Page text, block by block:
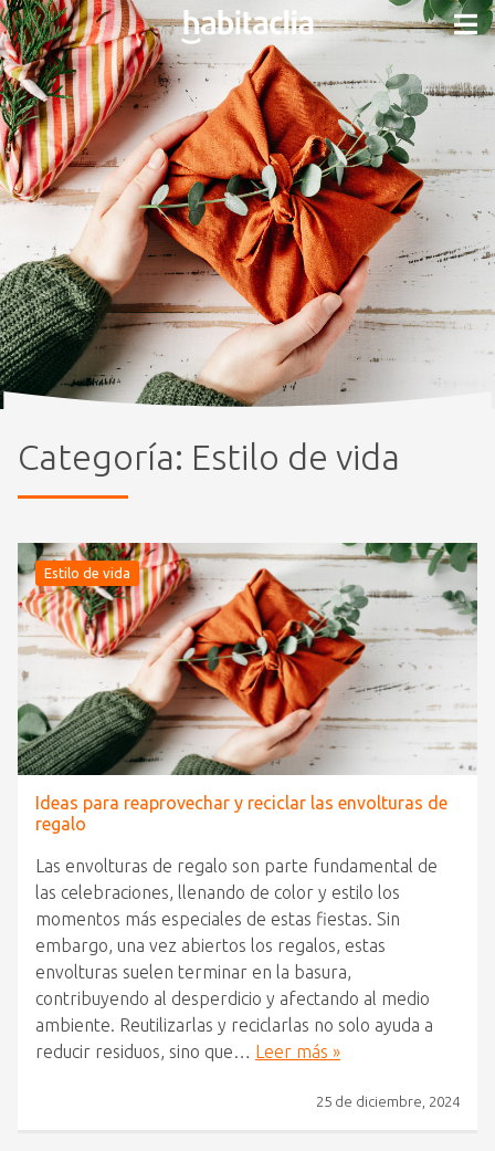
Categoría: Estilo de vida
Estilo de vida
Ideas para reaprovechar y reciclar las envolturas de
regalo
Las envolturas de regalo son parte fundamental de
las celebraciones, llenando de color y estilo los
momentos más especiales de estas fiestas. Sin
embargo, una vez abiertos los regalos, estas
envolturas suelen terminar en la basura,
contribuyendo al desperdicio y afectando al medio
ambiente. Reutilizarlas y reciclarlas no solo ayuda a
reducir residuos, sino que… Leer más »
25 de diciembre, 2024